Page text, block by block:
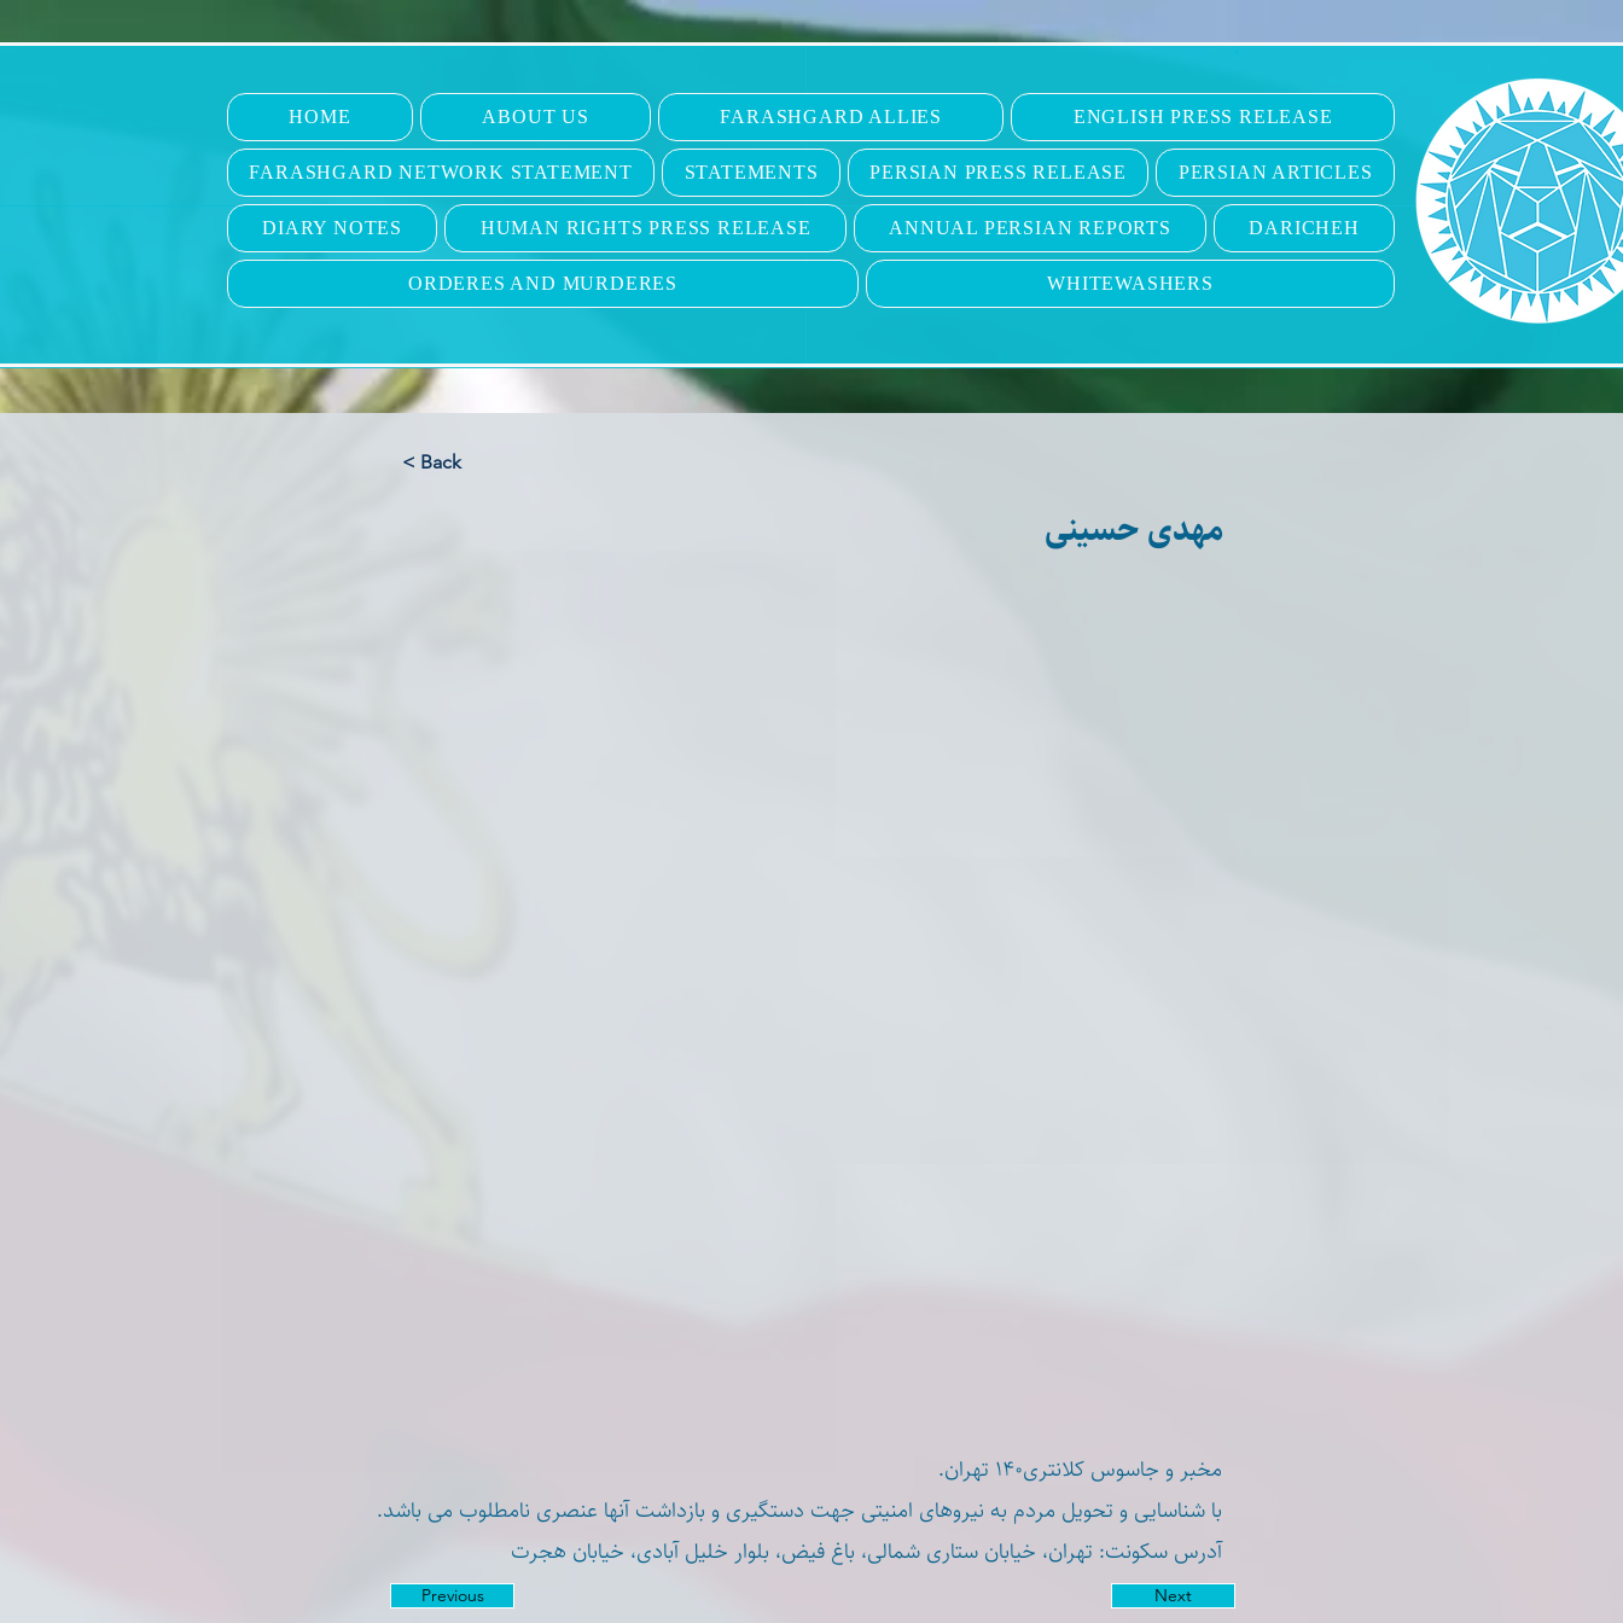
HOME ABOUT US FARASHGARD ALLIES ENGLISH PRESS RELEASE
FARASHGARD NETWORK STATEMENT STATEMENTS PERSIAN PRESS RELEASE PERSIAN ARTICLES
DIARY NOTES HUMAN RIGHTS PRESS RELEASE ANNUAL PERSIAN REPORTS DARICHEH
ORDERES AND MURDERES WHITEWASHERS
< Back
مهدی حسینی
مخبر و جاسوس کلانتری۱۴۰ تهران.
با شناسایی و تحویل مردم به نیروهای امنیتی جهت دستگیری و بازداشت آنها عنصری نامطلوب می باشد.
آدرس سکونت: تهران، خیابان ستاری شمالی، باغ فیض، بلوار خلیل آبادی، خیابان هجرت
Previous Next